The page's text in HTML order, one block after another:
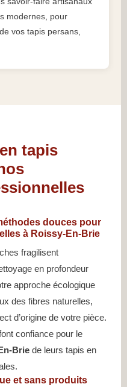
modernes, pour
vos tapis persans,
tapis
douces pour
à Roissy-En-Brie
fragilisent
en profondeur
approche écologique
des fibres naturelles,
d’origine de votre pièce.
confiance pour le
Brie de leurs tapis en
et sans produits